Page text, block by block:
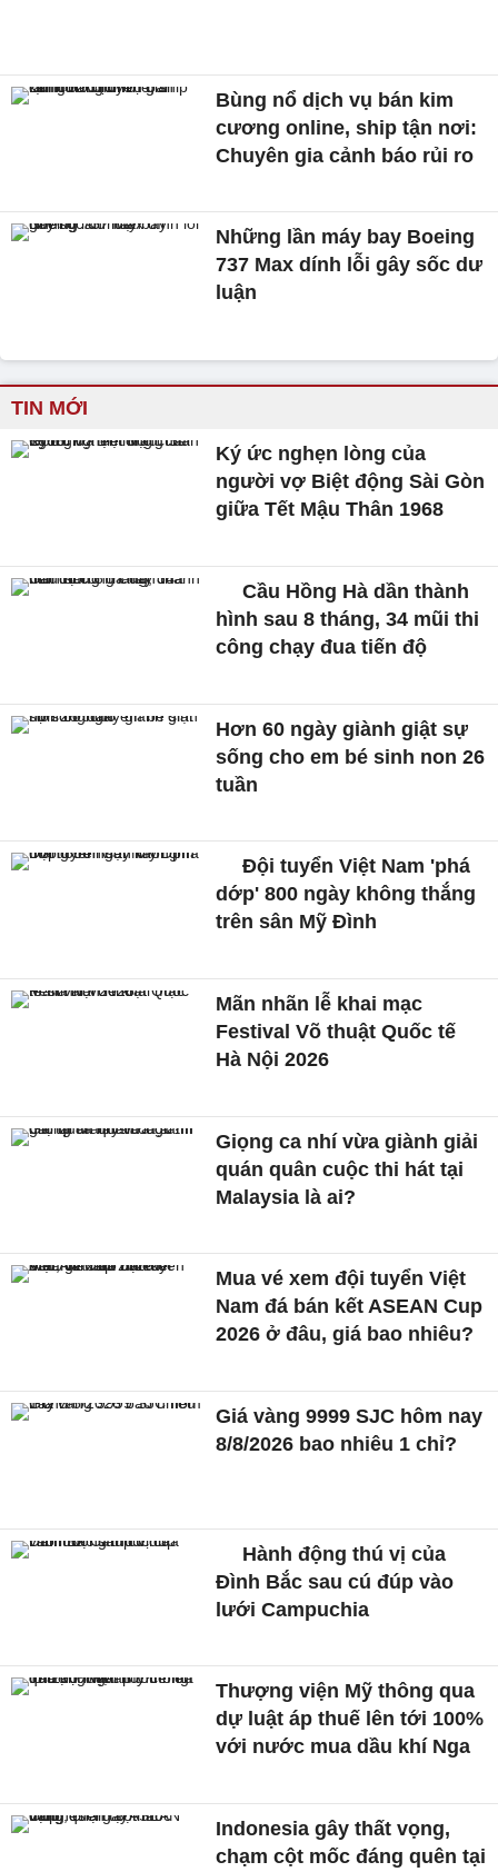
Bùng nổ dịch vụ bán kim
cương online, ship tận nơi:
Chuyên gia cảnh báo rủi ro
Những lần máy bay Boeing
737 Max dính lỗi gây sốc dư
luận
TIN MỚI
Ký ức nghẹn lòng của
người vợ Biệt động Sài Gòn
giữa Tết Mậu Thân 1968
Cầu Hồng Hà dần thành
hình sau 8 tháng, 34 mũi thi
công chạy đua tiến độ
Hơn 60 ngày giành giật sự
sống cho em bé sinh non 26
tuần
Đội tuyển Việt Nam 'phá
dớp' 800 ngày không thắng
trên sân Mỹ Đình
Mãn nhãn lễ khai mạc
Festival Võ thuật Quốc tế
Hà Nội 2026
Giọng ca nhí vừa giành giải
quán quân cuộc thi hát tại
Malaysia là ai?
Mua vé xem đội tuyển Việt
Nam đá bán kết ASEAN Cup
2026 ở đâu, giá bao nhiêu?
Giá vàng 9999 SJC hôm nay
8/8/2026 bao nhiêu 1 chỉ?
Hành động thú vị của
Đình Bắc sau cú đúp vào
lưới Campuchia
Thượng viện Mỹ thông qua
dự luật áp thuế lên tới 100%
với nước mua dầu khí Nga
Indonesia gây thất vọng,
chạm cột mốc đáng quên tại